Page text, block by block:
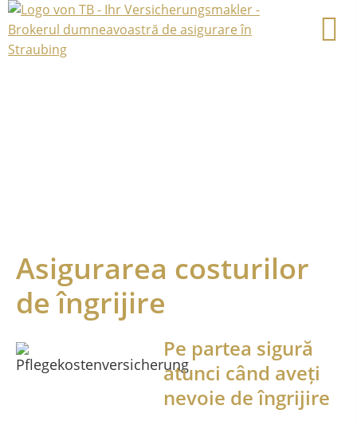
Asigurarea costurilor
de îngrijire
Pe partea sigură
atunci când aveți
nevoie de îngrijire